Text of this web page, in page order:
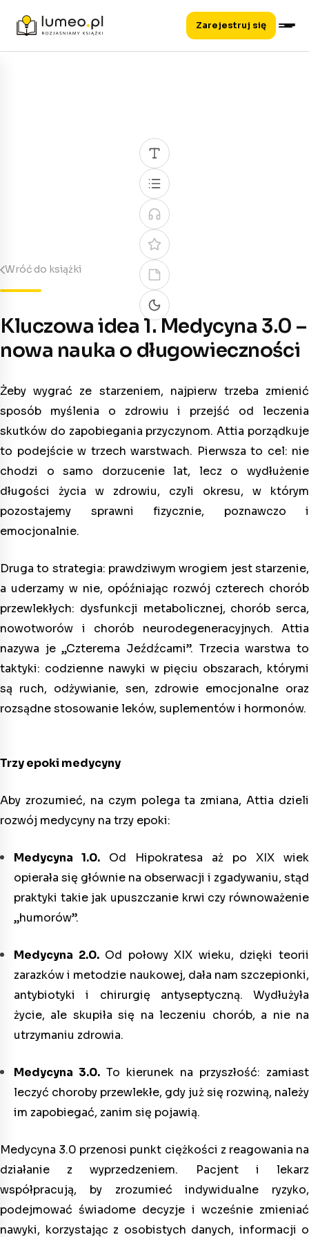
Zarejestruj się
Wróć do książki
Kluczowa idea 1. Medycyna 3.0 –
nowa nauka o długowieczności
Żeby wygrać ze starzeniem, najpierw trzeba zmienić
sposób myślenia o zdrowiu i przejść od leczenia
skutków do zapobiegania przyczynom. Attia porządkuje
to podejście w trzech warstwach. Pierwsza to cel: nie
chodzi o samo dorzucenie lat, lecz o wydłużenie
długości życia w zdrowiu, czyli okresu, w którym
pozostajemy sprawni fizycznie, poznawczo i
emocjonalnie.
Druga to strategia: prawdziwym wrogiem jest starzenie,
a uderzamy w nie, opóźniając rozwój czterech chorób
przewlekłych: dysfunkcji metabolicznej, chorób serca,
nowotworów i chorób neurodegeneracyjnych. Attia
nazywa je „Czterema Jeźdźcami”. Trzecia warstwa to
taktyki: codzienne nawyki w pięciu obszarach, którymi
są ruch, odżywianie, sen, zdrowie emocjonalne oraz
rozsądne stosowanie leków, suplementów i hormonów.
Trzy epoki medycyny
Aby zrozumieć, na czym polega ta zmiana, Attia dzieli
rozwój medycyny na trzy epoki:
Medycyna 1.0. Od Hipokratesa aż po XIX wiek
opierała się głównie na obserwacji i zgadywaniu, stąd
praktyki takie jak upuszczanie krwi czy równoważenie
„humorów”.
Medycyna 2.0.Od połowy XIX wieku, dzięki teorii
zarazków i metodzie naukowej, dała nam szczepionki,
antybiotyki i chirurgię antyseptyczną. Wydłużyła
życie, ale skupiła się na leczeniu chorób, a nie na
utrzymaniu zdrowia.
Medycyna 3.0. To kierunek na przyszłość: zamiast
leczyć choroby przewlekłe, gdy już się rozwiną, należy
im zapobiegać, zanim się pojawią.
Medycyna 3.0 przenosi punkt ciężkości z reagowania na
działanie z wyprzedzeniem. Pacjent i lekarz
współpracują, by zrozumieć indywidualne ryzyko,
podejmować świadome decyzje i wcześnie zmieniać
nawyki, korzystając z osobistych danych, informacji o